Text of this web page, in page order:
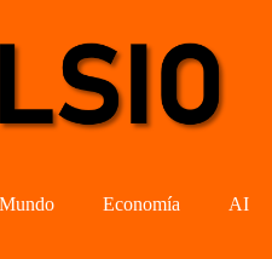
Mundo Economía AI